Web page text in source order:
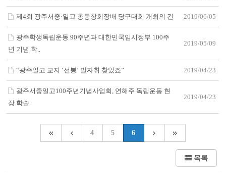
제4회 광주서중·일고 총동창회장배 당구대회 개최의 건 2019/06/05
광주학생독립운동 90주년과 대한민국임시정부 100주
년 기념 학..
2019/05/09
“광주일고 교지 ‘선봉’ 발자취 찾았죠” 2019/04/23
광주서중일고100주년기념사업회, 연해주 독립운동 현
장 학술..
2019/04/23
4 5 6
목록